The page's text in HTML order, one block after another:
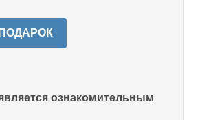
ознакомительным